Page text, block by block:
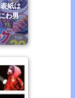
紙は
わ男